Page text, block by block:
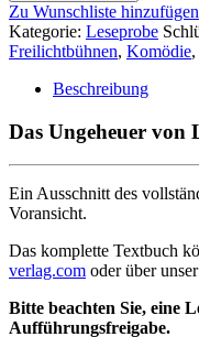
Zu Wunschliste hinzufügen
Kategorie: Leseprobe
Freilichtbühnen, Komödie,
Beschreibung
Das Ungeheuer
Ein Ausschnitt des
Voransicht.
Das komplette Textbuch
verlag.com oder über unser
Bitte beachten Sie, eine
Aufführungsfreigabe.